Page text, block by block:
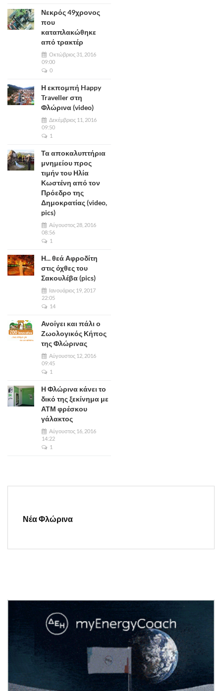
Νεκρός 49χρονος
που
καταπλακώθηκε
από τρακτέρ
Οκτώβριος 31, 2016
09:00
0
Η εκπομπή Happy
Traveller στη
Φλώρινα (video)
Δεκέμβριος 11, 2016
09:50
1
Τα αποκαλυπτήρια
μνημείου προς
τιμήν του Ηλία
Κωστένη από τον
Πρόεδρο της
Δημοκρατίας (video,
pics)
Αύγουστος 28, 2016
08:56
1
Η... θεά Αφροδίτη
στις όχθες του
Σακουλέβα (pics)
Ιανουάριος 19, 2017
22:05
14
Ανοίγει και πάλι ο
Ζωολογικός Κήπος
της Φλώρινας
Αύγουστος 12, 2016
09:45
1
Η Φλώρινα κάνει το
δικό της ξεκίνημα με
ΑΤΜ φρέσκου
γάλακτος
Αύγουστος 16, 2016
14:22
1
Νέα Φλώρινα